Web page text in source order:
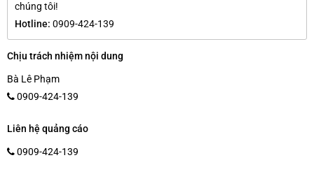
chúng tôi!
Hotline: 0909-424-139
Chịu trách nhiệm nội dung
Bà Lê Phạm
0909-424-139
Liên hệ quảng cáo
0909-424-139